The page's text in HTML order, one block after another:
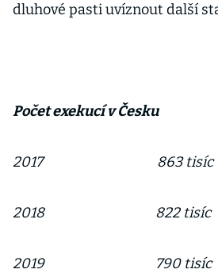
dluhové pasti uvíznout další
Počet exekucí v Česku
2017 863 tisíc
2018 822 tisíc
2019 790 tisíc